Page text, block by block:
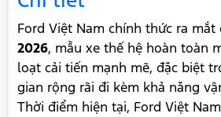
Ford Việt Nam chính thức ra mắt
2026, mẫu xe thế hệ hoàn toàn
loạt cải tiến mạnh mẽ, đặc biệt
gian rộng rãi đi kèm khả năng
Thời điểm hiện tại, Ford Việt